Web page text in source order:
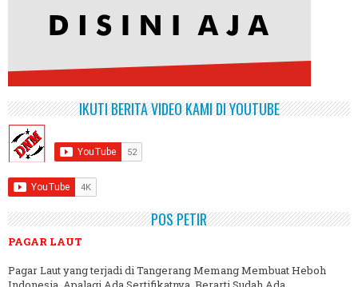
IKUTI BERITA VIDEO KAMI DI YOUTUBE
POS PETIR
PAGAR LAUT
Pagar Laut yang terjadi di Tangerang Memang Membuat Heboh